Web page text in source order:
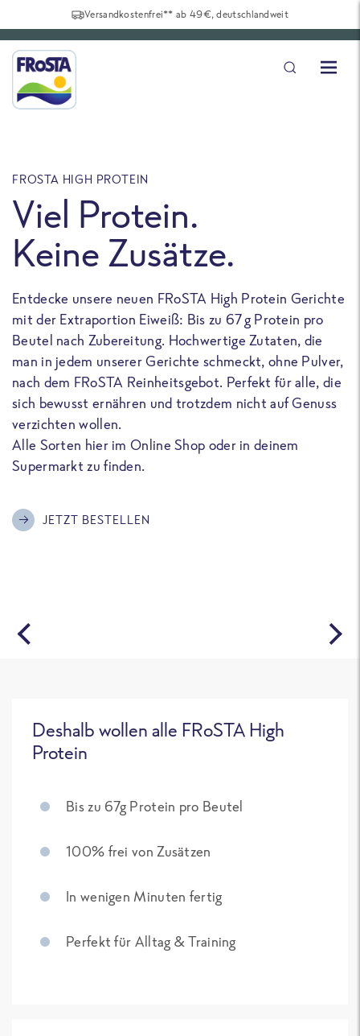
Versandkostenfrei** ab 49€, deutschlandweit
FROSTA HIGH PROTEIN
Viel Protein.
Keine Zusätze.
Entdecke unsere neuen FRoSTA High Protein Gerichte
mit der Extraportion Eiweiß: Bis zu 67 g Protein pro
Beutel nach Zubereitung. Hochwertige Zutaten, die
man in jedem unserer Gerichte schmeckt, ohne Pulver,
nach dem FRoSTA Reinheitsgebot. Perfekt für alle, die
sich bewusst ernähren und trotzdem nicht auf Genuss
verzichten wollen.
Alle Sorten hier im Online Shop oder in deinem
Supermarkt zu finden.
JETZT BESTELLEN
Deshalb wollen alle FRoSTA High
Protein
Bis zu 67g Protein pro Beutel
100% frei von Zusätzen
In wenigen Minuten fertig
Perfekt für Alltag & Training